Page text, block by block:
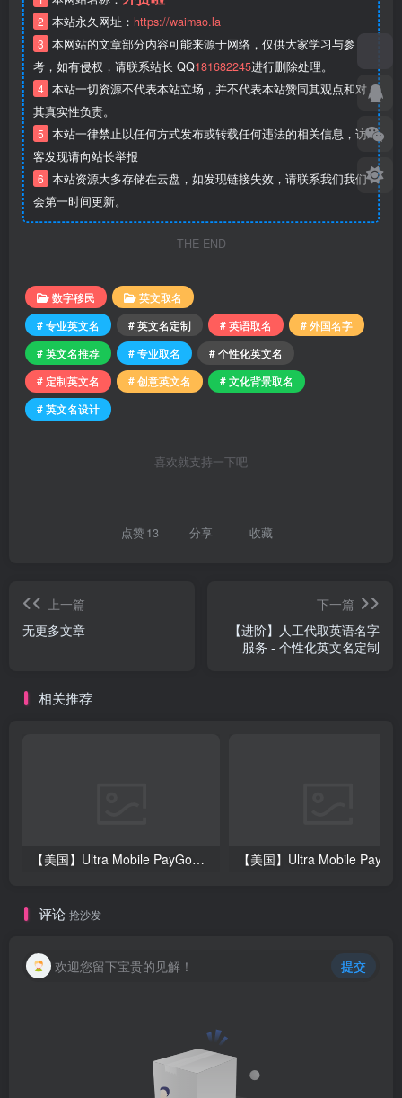
2 本站永久网址： https://waimao.la
3 本网站的文章部分内容可能来源于网络，仅供大家学习与参
考，如有侵权，请联系站长 QQ181682245进行删除处理。
4 本站一切资源不代表本站立场，并不代表本站赞同其观点和对
其真实性负责。
5 本站一律禁止以任何方式发布或转载任何违法的相关信息，访
客发现请向站长举报
6 本站资源大多存储在云盘，如发现链接失效，请联系我们我们
会第一时间更新。
THE END
数字移民
英文取名
# 专业英文名
# 英文名定制 # 英语取名
# 外国名字
# 英文名推荐
# 专业取名
# 个性化英文名
# 定制英文名
# 创意英文名
# 文化背景取名
# 英文名设计
喜欢就支持一下吧
点赞13 分享 收藏
上一篇
无更多文章
下一篇
【进阶】人工代取英语名字
服务 - 个性化英文名定制
相关推荐
【美国】Ultra Mobile PayGo紫卡：原生SIM实体卡-国内现货
评论 抢沙发
欢迎您留下宝贵的见解！ 提交